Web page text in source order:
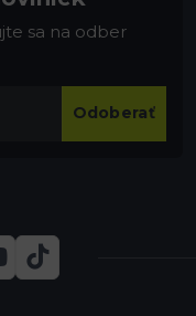
sa na odber
Odoberať